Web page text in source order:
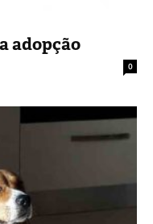
adopção
0